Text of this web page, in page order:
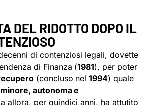
DEL RIDOTTO DOPO IL
di contenziosi legali, dovette
di Finanza (1981), per poter
(concluso nel 1994) quale
autonoma e
allora, per quindici anni, ha attutito